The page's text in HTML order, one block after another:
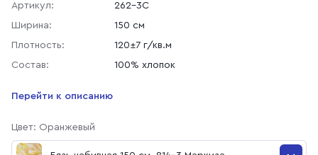
Артикул:
262-3С
Ширина:
150 см
Плотность:
120±7 г/кв.м
Состав:
100% хлопок
Перейти к описанию
Цвет: Оранжевый